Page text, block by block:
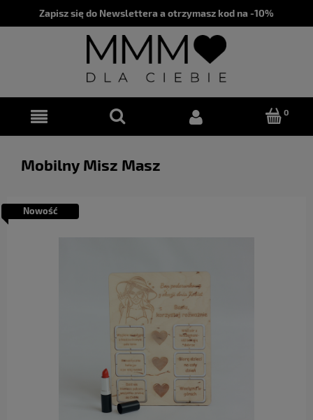
Zapisz się do Newslettera a otrzymasz kod na -10%
Mobilny Misz Masz
do koszyka
Nowość